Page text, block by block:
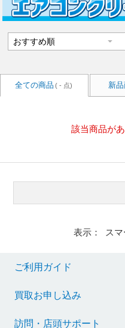
全ての商品 ( - 点) 新
該当商品が
表示： スマ
ご利用ガイド
買取お申し込み
訪問・店頭サポート